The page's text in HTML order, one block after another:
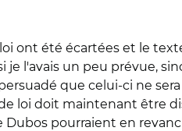
ont été écartées et le
l'avais un peu prévue,
que celui-ci ne
loi doit maintenant être
Dubos pourraient en